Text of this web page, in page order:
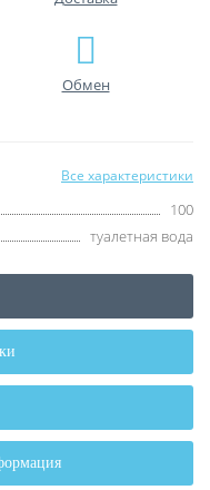
Обмен
Все характеристики
100
туалетная вода